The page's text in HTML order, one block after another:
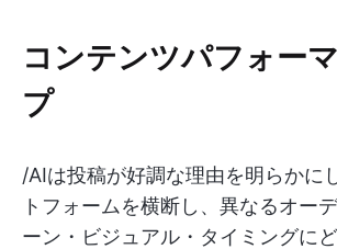
コンテンツパフォー
プ
/AIは投稿が好調な理由を明らかに
トフォームを横断し、異なるオー
ーン・ビジュアル・タイミングに